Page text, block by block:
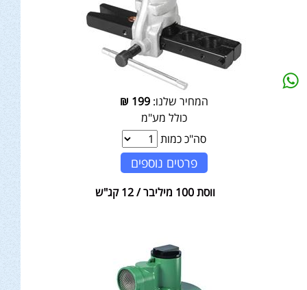
המחיר שלנו:199
₪
כולל מע"מ
סה"כ כמות
פרטים נוספים
ווסת 100 מיליבר / 12 קג"ש